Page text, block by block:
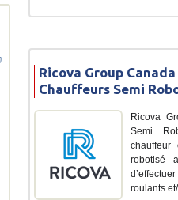
Ricova Group
Chauffeurs Semi
Ricova
Semi
robotisé
roulants